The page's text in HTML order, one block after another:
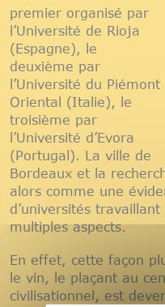
premier organisé par
l’Université de Rioja
(Espagne), le
deuxième par
l’Université du Piémont
Oriental (Italie), le
troisième par
l’Université d’Evora
(Portugal). La ville de
Bordeaux et la
alors comme une
d’universités
multiples aspects.
En effet, cette façon
le vin, le plaçant au
civilisationnel, est